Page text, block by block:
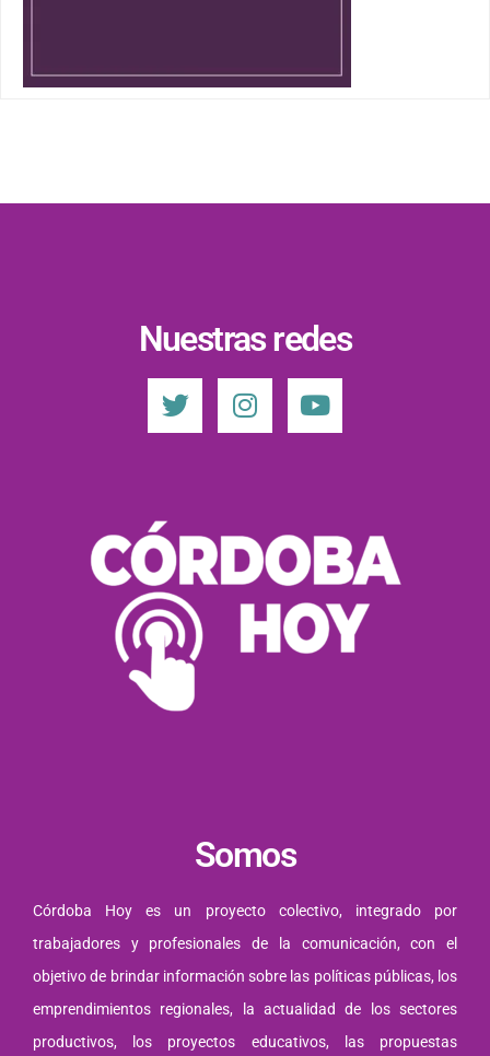
Nuestras redes
Somos
Córdoba Hoy es un proyecto colectivo, integrado por
trabajadores y profesionales de la comunicación, con el
objetivo de brindar información sobre las políticas públicas, los
emprendimientos regionales, la actualidad de los sectores
productivos, los proyectos educativos, las propuestas